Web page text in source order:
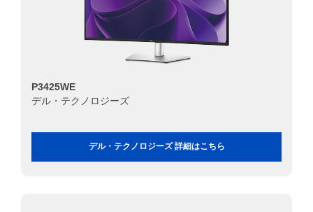
P3425WE
デル・テクノロジーズ
デル・テクノロジーズ 詳細はこちら